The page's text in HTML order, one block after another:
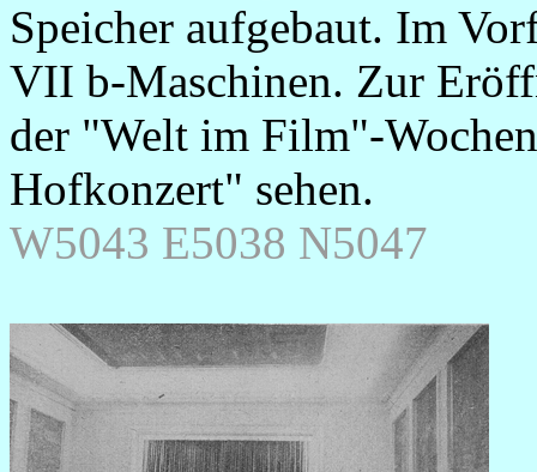
Speicher aufgebaut. Im
VII b-Maschinen. Zur
der "Welt im Film"-
Hofkonzert" sehen.
W5043 E5038 N5047